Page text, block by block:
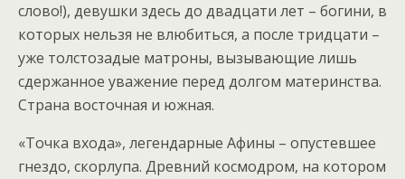
слово!), девушки здесь до двадцати лет – богини, в
которых нельзя не влюбиться, а после тридцати –
уже толстозадые матроны, вызывающие лишь
сдержанное уважение перед долгом материнства.
Страна восточная и южная.
«Точка входа», легендарные Афины – опустевшее
гнездо, скорлупа. Древний космодром, на котором